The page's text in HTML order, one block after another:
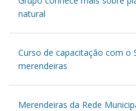
natural
Curso de capacitação com o
merendeiras
Merendeiras da Rede